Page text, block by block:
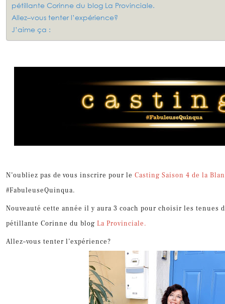
pétillante Corinne du blog La Provinciale.
Allez–vous tenter l’expérience?
J’aime ça :
N’oubliez pas de vous inscrire pour le Casting Saison 4 de la
#FabuleuseQuinqua.
Nouveauté cette année il y aura 3 coach pour choisir les tenues
pétillante Corinne du blog La Provinciale.
Allez–vous tenter l’expérience?